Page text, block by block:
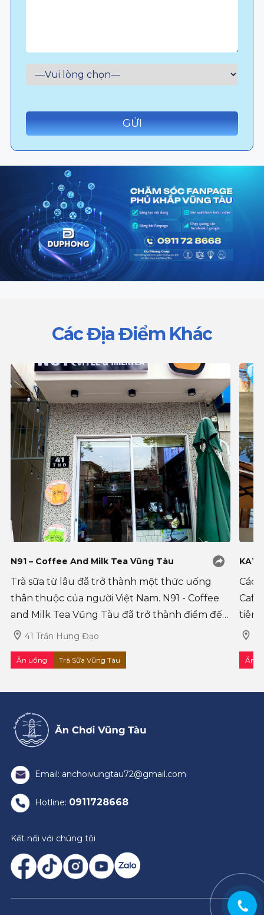
Các Địa Điểm Khác
N91 – Coffee And Milk Tea Vũng Tàu
Trà sữa từ lâu đã trở thành một thức uống
thân thuộc của người Việt Nam. N91 - Coffee
and Milk Tea Vũng Tàu đã trở thành điểm đến
quen thuộc của các fan trà sữa bởi hương vị
41 Trần Hưng Đạo
Ăn uống Trà Sữa Vũng Tàu
Các
tiên
Ăn
Email: anchoivungtau72@gmail.com
Hotline: 0911728668
Kết nối với chúng tôi